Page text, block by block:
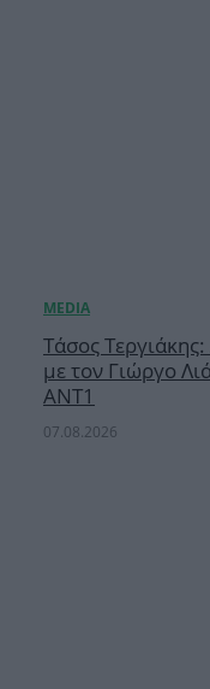
Τάσος
με τον Γιώργο
ΑΝΤ1
07.08.2026